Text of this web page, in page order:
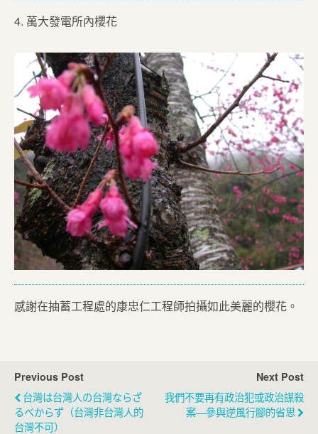
4. 萬大發電所內櫻花
感謝在抽蓄工程處的康忠仁工程師拍攝如此美麗的櫻花。
Previous Post
台灣は台灣人の台灣ならざ
るべからず（台灣非台灣人的
台灣不可）
Next Post
我們不要再有政治犯或政治謀殺
案—參與逆風行腳的省思